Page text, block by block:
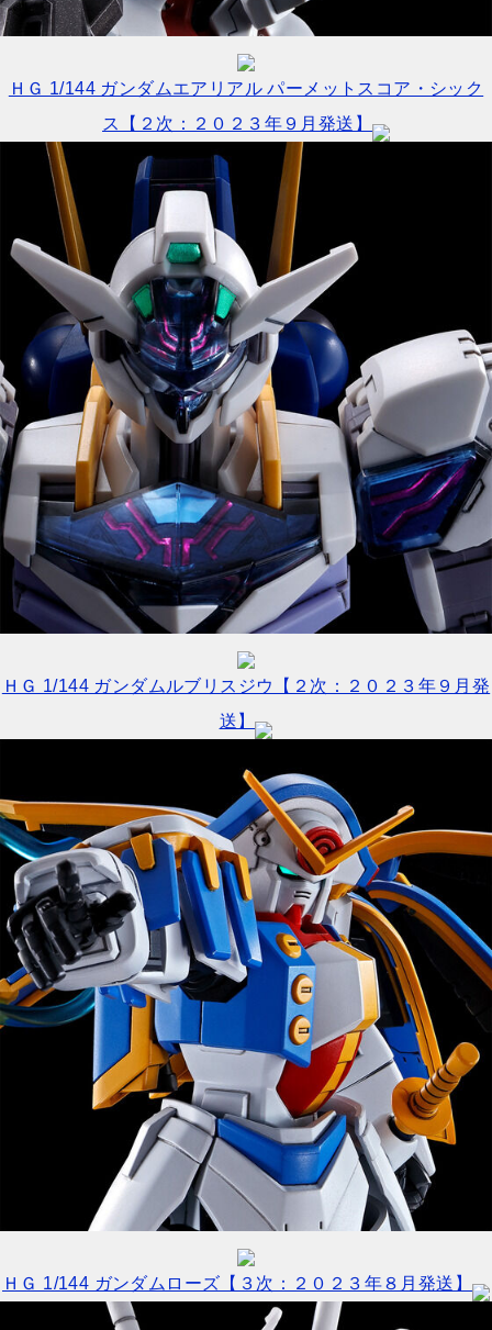
ＨＧ 1/144 ガンダムエアリアル パーメットスコア・シック
ス【２次：２０２３年９月発送】
ＨＧ 1/144 ガンダムルブリスジウ【２次：２０２３年９月発
送】
ＨＧ 1/144 ガンダムローズ【３次：２０２３年８月発送】